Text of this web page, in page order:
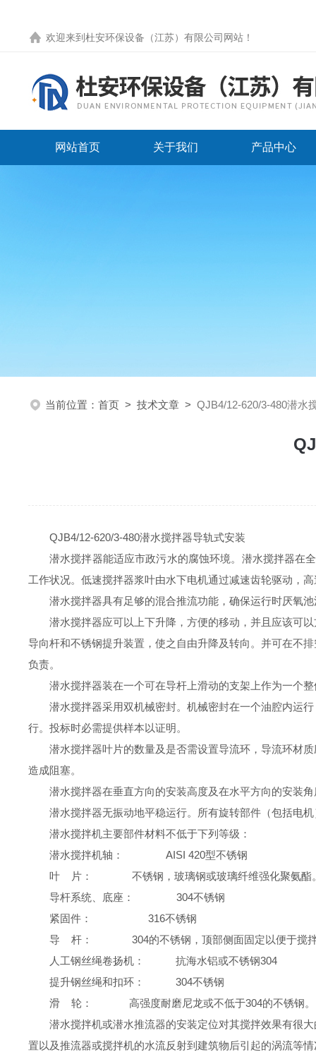
欢迎来到 杜安环保设备（江苏）有限公司网站 ！
网站首页 关于我们 产品中心
当前位置： 首页 > 技术文章 > QJB4/12-620/3-480潜水
QJB4/12-620/3-480潜水搅拌器导轨式安装
潜水搅拌器能适应市政污水的腐蚀环境。潜水搅拌器在
工作状况。低速搅拌器浆叶由水下电机通过减速齿轮驱动，
潜水搅拌器具有足够的混合推流功能，确保运行时厌氧
潜水搅拌器应可以上下升降，方便的移动，并且应该可
导向杆和不锈钢提升装置，使之自由升降及转向。并可在不
负责。
潜水搅拌器装在一个可在导杆上滑动的支架上作为一个
潜水搅拌器采用双机械密封。机械密封在一个油腔内运
行。投标时必需提供样本以证明。
潜水搅拌器叶片的数量及是否需设置导流环，导流环材
造成阻塞。
潜水搅拌器在垂直方向的安装高度及在水平方向的安装
潜水搅拌器无振动地平稳运行。所有旋转部件（包括电
潜水搅拌机主要部件材料不低于下列等级：
潜水搅拌机轴： AISI 420型不锈钢
叶
片：
不锈钢，玻璃钢或玻璃纤维强化聚氨酯
导杆系统、底座：
304不锈钢
紧固件：
316不锈钢
导
杆： 304的不锈钢，顶部侧面固定以便于搅
人工钢丝绳卷扬机：
抗海水铝或不锈钢304
提升钢丝绳和扣环：
304不锈钢
滑
轮： 高强度耐磨尼龙或不低于304的不锈钢。
潜水搅拌机或潜水推流器的安装定位对其搅拌效果有很
置以及推流器或搅拌机的水流反射到建筑物后引起的涡流等